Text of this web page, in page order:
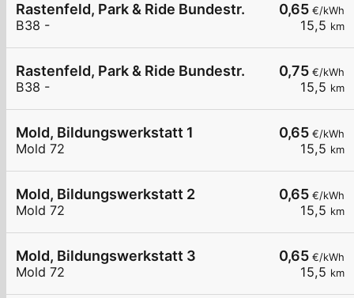
0,65 €/kWh
15,5 km
Rastenfeld, Park & Ride Bundestr.
B38 -
0,75 €/kWh
15,5 km
Rastenfeld, Park & Ride Bundestr.
B38 -
0,65 €/kWh
15,5 km
Mold, Bildungswerkstatt 1
Mold 72
0,65 €/kWh
15,5 km
Mold, Bildungswerkstatt 2
Mold 72
0,65 €/kWh
15,5 km
Mold, Bildungswerkstatt 3
Mold 72